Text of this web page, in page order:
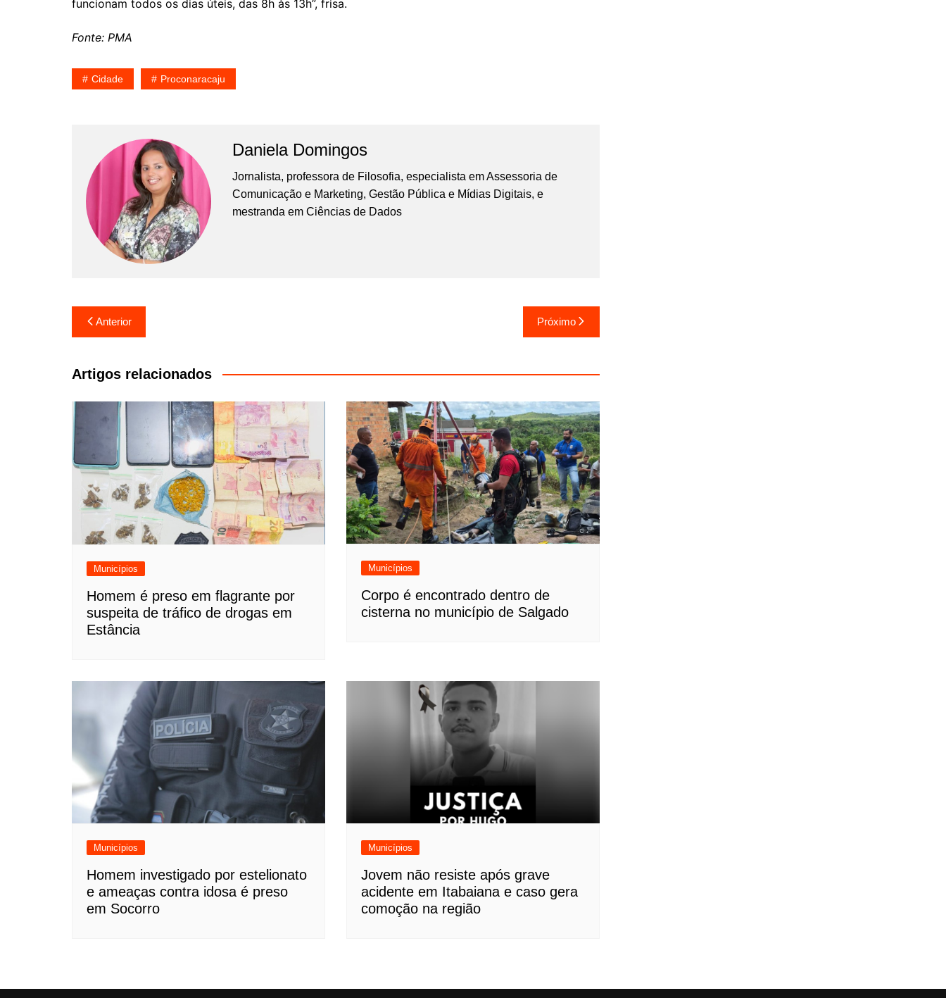
funcionam todos os dias úteis, das 8h às 13h”, frisa.
Fonte: PMA
Cidade Proconaracaju
Daniela Domingos
Jornalista, professora de Filosofia, especialista em Assessoria de
Comunicação e Marketing, Gestão Pública e Mídias Digitais, e
mestranda em Ciências de Dados
Navegação
de
Post
Anterior Próximo
Artigos relacionados
Municípios
Homem é preso em flagrante por
suspeita de tráfico de drogas em
Estância
Municípios
Corpo é encontrado dentro de
cisterna no município de Salgado
Municípios
Homem investigado por estelionato
e ameaças contra idosa é preso
em Socorro
Municípios
Jovem não resiste após grave
acidente em Itabaiana e caso gera
comoção na região